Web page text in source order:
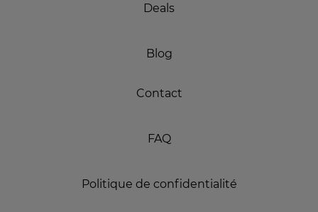
Deals
Blog
Contact
FAQ
Politique de confidentialité